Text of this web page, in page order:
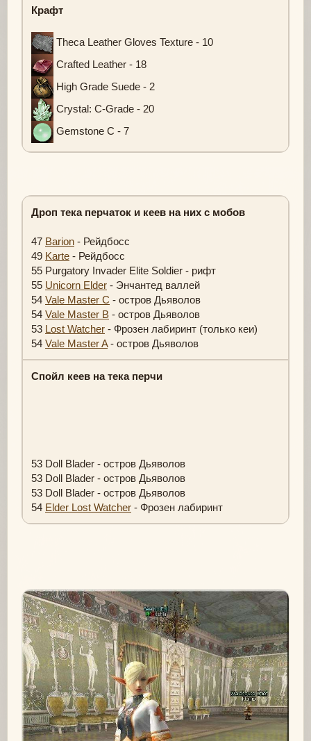
Крафт
Theca Leather Gloves Texture - 10
Crafted Leather - 18
High Grade Suede - 2
Crystal: C-Grade - 20
Gemstone C - 7
Дроп тека перчаток и кеев на них с мобов
47 Barion - Рейдбосс
49 Karte - Рейдбосс
55 Purgatory Invader Elite Soldier - рифт
55 Unicorn Elder - Энчантед валлей
54 Vale Master C - остров Дьяволов
54 Vale Master B - остров Дьяволов
53 Lost Watcher - Фрозен лабиринт (только кеи)
54 Vale Master A- остров Дьяволов
Спойл кеев на тека перчи
53 Doll Blader - остров Дьяволов
53 Doll Blader - остров Дьяволов
53 Doll Blader - остров Дьяволов
54 Elder Lost Watcher - Фрозен лабиринт